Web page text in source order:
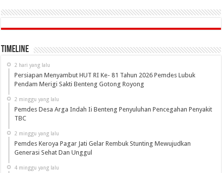
Timeline
2 hari yang lalu
Persiapan Menyambut HUT RI Ke- 81 Tahun 2026 Pemdes Lubuk
Pendam Merigi Sakti Benteng Gotong Royong
2 minggu yang lalu
Pemdes Desa Arga Indah Ii Benteng Penyuluhan Pencegahan Penyakit
TBC
2 minggu yang lalu
Pemdes Keroya Pagar Jati Gelar Rembuk Stunting Mewujudkan
Generasi Sehat Dan Unggul
4 minggu yang lalu